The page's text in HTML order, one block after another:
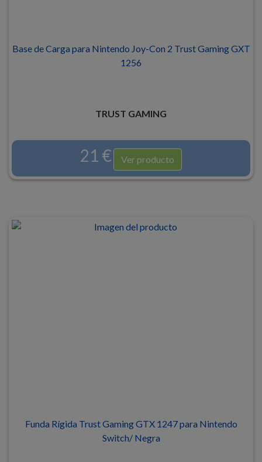
Base de Carga para Nintendo Joy-Con 2 Trust Gaming GXT
1256
TRUST GAMING
21 € Ver producto
Funda Rígida Trust Gaming GTX 1247 para Nintendo
Switch/ Negra